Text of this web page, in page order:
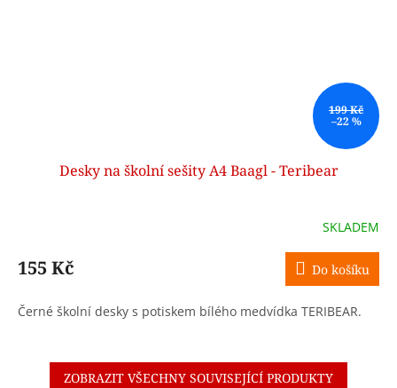
199 Kč
–22 %
Desky na školní sešity A4 Baagl - Teribear
SKLADEM
155 Kč Do košíku
Černé školní desky s potiskem bílého medvídka TERIBEAR.
ZOBRAZIT VŠECHNY SOUVISEJÍCÍ PRODUKTY